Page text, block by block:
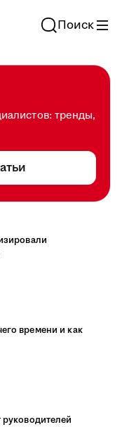
Поиск
тренды,
времени и как